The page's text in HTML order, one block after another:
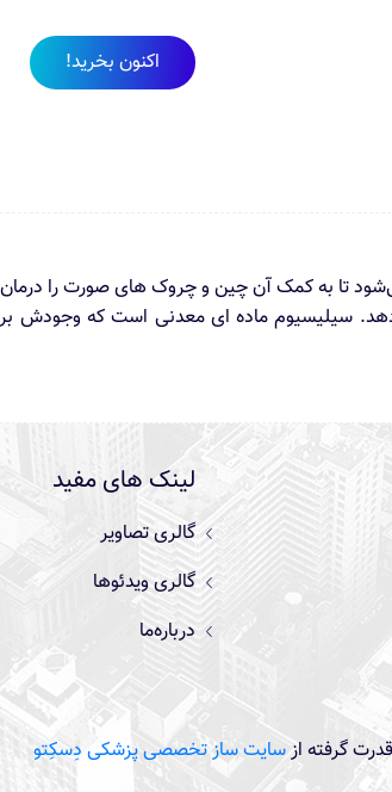
اکنون بخرید!
سیلیسیوم ماده ای معدنی است که وجودش
لینک های مفید
گالری تصاویر
گالری ویدئوها
درباره‌ما
قدرت گرفته ازسایت ساز تخصصی پزشکی دِسکِتو